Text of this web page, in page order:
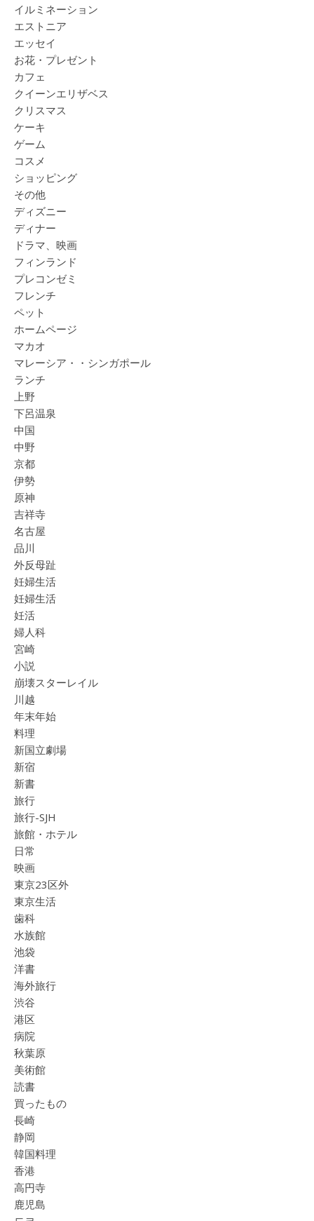
イルミネーション
エストニア
エッセイ
お花・プレゼント
カフェ
クイーンエリザベス
クリスマス
ケーキ
ゲーム
コスメ
ショッピング
その他
ディズニー
ディナー
ドラマ、映画
フィンランド
プレコンゼミ
フレンチ
ペット
ホームページ
マカオ
マレーシア・・シンガポール
ランチ
上野
下呂温泉
中国
中野
京都
伊勢
原神
吉祥寺
名古屋
品川
外反母趾
妊婦生活
妊婦生活
妊活
婦人科
宮崎
小説
崩壊スターレイル
川越
年末年始
料理
新国立劇場
新宿
新書
旅行
旅行-SJH
旅館・ホテル
日常
映画
東京23区外
東京生活
歯科
水族館
池袋
洋書
海外旅行
渋谷
港区
病院
秋葉原
美術館
読書
買ったもの
長崎
静岡
韓国料理
香港
高円寺
鹿児島